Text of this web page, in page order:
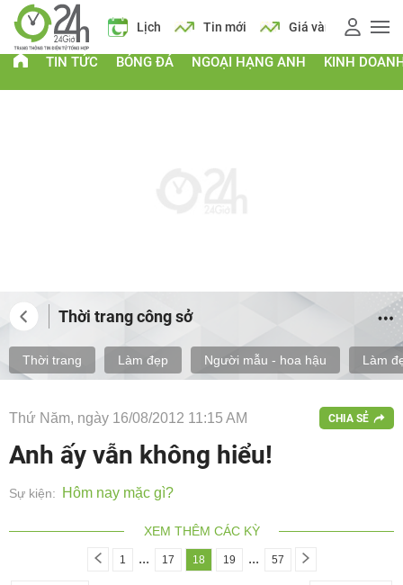
Giá xăng Lịch Tin mới Giá vàng Giá xăng
TIN TỨC BÓNG ĐÁ NGOẠI HẠNG ANH KINH
Thời trang công sở
Thời trang Làm đẹp Người mẫu - hoa hậu Làm
Thứ Năm, ngày 16/08/2012 11:15 AM CHIA SẺ
Anh ấy vẫn không hiểu!
Sự kiện: Hôm nay mặc gì?
XEM THÊM CÁC KỲ
1 ... 17 18 19 ... 57